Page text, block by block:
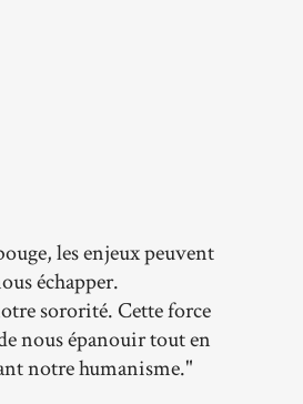
les enjeux peuvent
échapper.
sororité. Cette force
nous épanouir tout en
notre humanisme."